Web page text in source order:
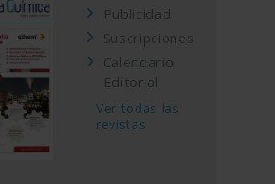
Publicidad
Suscripciones
Calendario
Editorial
Ver todas las
revistas